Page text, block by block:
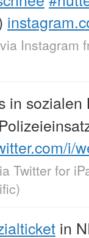
via Instagram
in
i/
Twitter for
)
in